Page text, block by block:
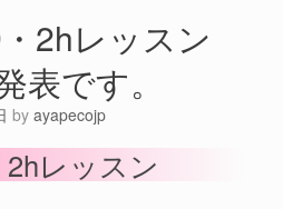
2hレッスン
表です。
by ayapecojp
レッスン